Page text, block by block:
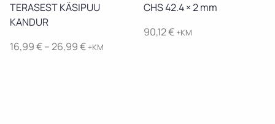
TERASEST KÄSIPUU
KANDUR
16,99€–26,99€Price
+KM
CHS 42.4 × 2 mm
90,12€+KM